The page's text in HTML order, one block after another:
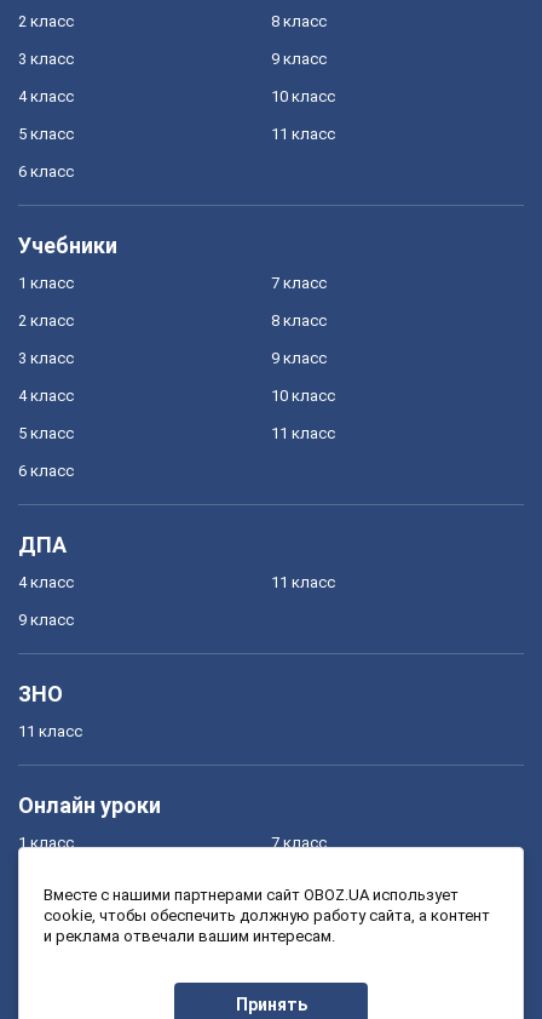
2 класс
3 класс
4 класс
5 класс
6 класс
8 класс
9 класс
10 класс
11 класс
Учебники
1 класс
2 класс
3 класс
4 класс
5 класс
6 класс
7 класс
8 класс
9 класс
10 класс
11 класс
ДПА
4 класс
9 класс
11 класс
ЗНО
11 класс
Онлайн уроки
1 класс
3 класс
7 класс
9 класс
Вместе с нашими партнерами сайт OBOZ.UA использует
cookie, чтобы обеспечить должную работу сайта, а контент
и реклама отвечали вашим интересам.
Принять